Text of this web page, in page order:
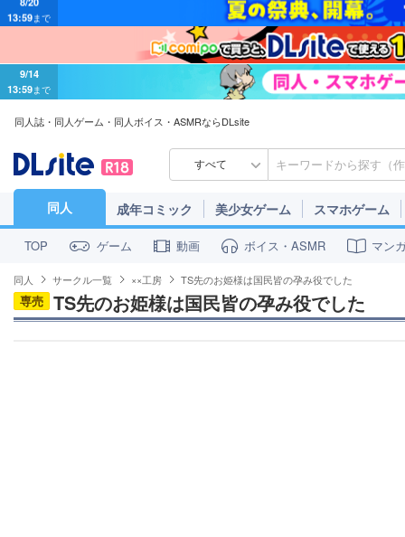
13:59まで
同人誌・同人ゲーム・同人ボイス・ASMRならDLsite
すべて
同人 成年コミック 美少女ゲーム スマホゲーム
TOP ゲーム 動画 ボイス・ASMR マン
同人 サークル一覧 ××工房 TS先のお姫様は国民皆の孕み役でした
専売 TS先のお姫様は国民皆の孕み役でした